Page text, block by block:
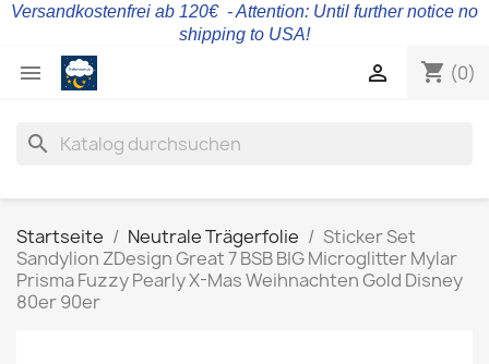
Versandkostenfrei ab 120€ - Attention: Until further notice no
shipping to USA!
 shopping_cart (0)

search
Startseite Neutrale Trägerfolie
Sticker Set
Sandylion ZDesign Great 7 BSB BIG Microglitter Mylar
Prisma Fuzzy Pearly X-Mas Weihnachten Gold Disney
80er 90er